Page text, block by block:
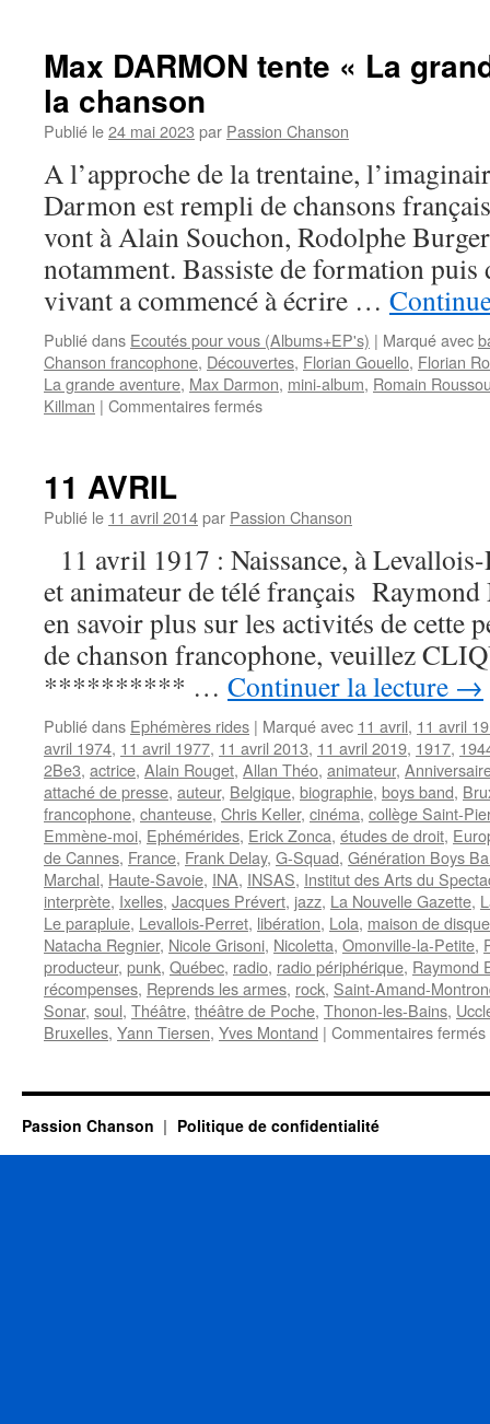
Max DARMON tente « La
la chanson
Publié le24 mai 2023 par Passion Chanson
A l’approche de la trentaine,
Darmon est rempli de chansons
vont à Alain Souchon, Rodolphe
notamment. Bassiste de formation puis
vivant a commencé à écrire …
Publié dans Ecoutés pour vous (Albums+EP's) | Marqué avec
Chanson francophone, Découvertes, Florian Gouello, Florian
La grande aventure, Max Darmon, mini-album, Romain
Killman | Commentaires ferméssur
grande
de
la
chanson
11 AVRIL
Publié le 11 avril 2014par Passion Chanson
11 avril 1917 : Naissance, à
et animateur de télé français
en savoir plus sur les activités de cette
de chanson francophone, veuillez
********** … Continuer la lecture →
Publié dans Ephémères rides | Marqué avec 11 avril, 11 avril
avril 1974, 11 avril 1977, 11 avril 2013, 11 avril 2019, 1917,
2Be3, actrice, Alain Rouget, Allan Théo, animateur,
attaché de presse, auteur, Belgique, biographie, boys band,
francophone, chanteuse, Chris Keller, cinéma, collège Saint-
Emmène-moi, Ephémérides, Erick Zonca, études de droit,
de Cannes, France, Frank Delay, G-Squad, Génération Boys
Marchal, Haute-Savoie, INA, INSAS, Institut des Arts du
interprète, Ixelles, Jacques Prévert, jazz, La Nouvelle Gazette,
Le parapluie, Levallois-Perret, libération, Lola, maison de
Natacha Regnier, Nicole Grisoni, Nicoletta, Omonville-la-Petite,
producteur, punk, Québec, radio, radio périphérique, Raymond
récompenses, Reprends les armes, rock, Saint-Amand-
Sonar, soul, Théâtre, théâtre de Poche, Thonon-les-Bains,
Bruxelles, Yann Tiersen, Yves Montand | Commentaires fermés
Passion Chanson Politique de confidentialité